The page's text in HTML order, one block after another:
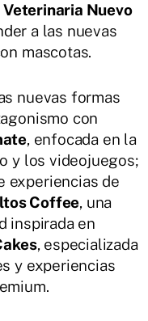
Nuevo
a las nuevas
mascotas.
nuevas formas
con
, enfocada en la
y los videojuegos;
experiencias de
Coffee, una
inspirada en
, especializada
y experiencias